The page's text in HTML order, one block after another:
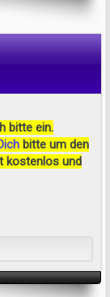
bitte ein.
bitte um den
kostenlos und